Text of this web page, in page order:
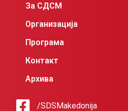
За СДСМ
Организација
Програма
Контакт
Архива
/SDSMakedonija